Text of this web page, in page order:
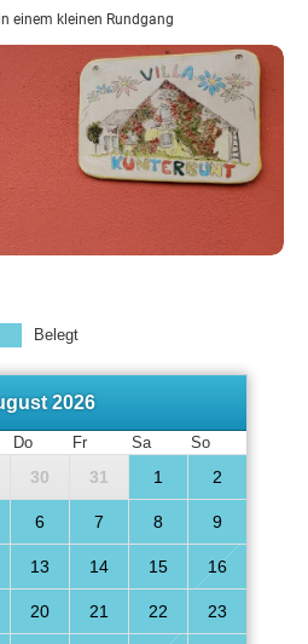
in einem kleinen Rundgang
lieber Gast!
Herzlich Willkommen in der Villa
Kunterbunt
Belegt
2026
Do Fr Sa So
30 31 1 2
6 7 8 9
13 14 15 16
20 21 22 23